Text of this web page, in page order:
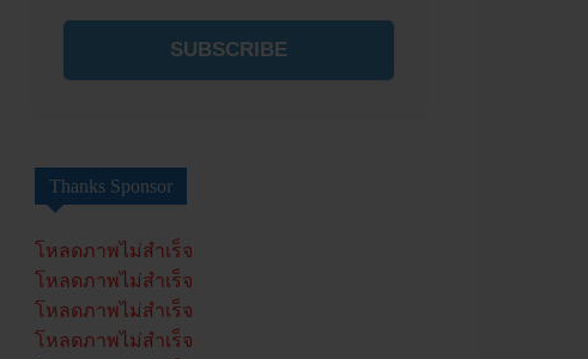
SUBSCRIBE
Thanks Sponsor
โหลดภาพไม่สำเร็จ
โหลดภาพไม่สำเร็จ
โหลดภาพไม่สำเร็จ
โหลดภาพไม่สำเร็จ